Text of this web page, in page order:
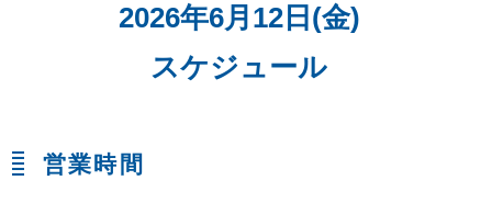
2026年6月12日(金)
スケジュール
営業時間